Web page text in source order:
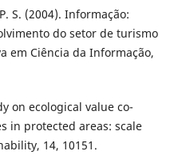
S. (2004). Informação:
do setor de turismo
em Ciência da Informação,
on ecological value co-
in protected areas: scale
14, 10151.